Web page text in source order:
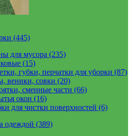
(445)
для мусора (235)
(15)
губки, перчатки для уборки (87)
веники, совки (20)
сменные части (66)
окон (16)
для чистки поверхностей (6)
одеждой (389)